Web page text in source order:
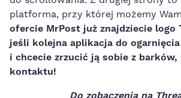
platforma, przy której możemy
ofercie MrPost już znajdziecie logo
jeśli kolejna aplikacja do ogarnięcia
i chcecie zrzucić ją sobie z barków,
kontaktu!
Do zobaczenia na